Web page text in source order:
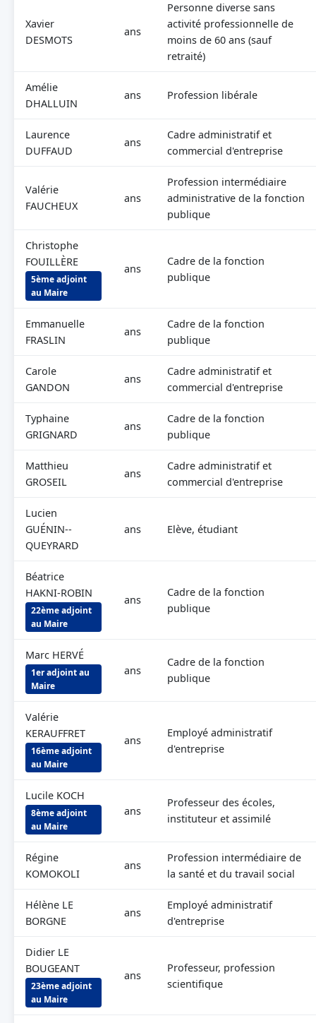
Xavier
DESMOTS
ans
Personne diverse sans
activité professionnelle de
moins de 60 ans (sauf
retraité)
Amélie
DHALLUIN
ans Profession libérale
Laurence
DUFFAUD
ans
Cadre administratif et
commercial d'entreprise
Valérie
FAUCHEUX
ans
Profession intermédiaire
administrative de la fonction
publique
Christophe
FOUILLÈRE
5ème adjoint
au Maire
ans
Cadre de la fonction
publique
Emmanuelle
FRASLIN
ans
Cadre de la fonction
publique
Carole
GANDON
ans
Cadre administratif et
commercial d'entreprise
Typhaine
GRIGNARD
ans
Cadre de la fonction
publique
Matthieu
GROSEIL
ans
Cadre administratif et
commercial d'entreprise
Lucien
GUÉNIN--
QUEYRARD
ans Elève, étudiant
Béatrice
HAKNI-ROBIN
22ème adjoint
au Maire
ans
Cadre de la fonction
publique
Marc HERVÉ
1er adjoint au
Maire
ans
Cadre de la fonction
publique
Valérie
KERAUFFRET
16ème adjoint
au Maire
ans
Employé administratif
d'entreprise
Lucile KOCH
8ème adjoint
au Maire
ans
Professeur des écoles,
instituteur et assimilé
Régine
KOMOKOLI
ans
Profession intermédiaire de
la santé et du travail social
Hélène LE
BORGNE
ans
Employé administratif
d'entreprise
Didier LE
BOUGEANT
23ème adjoint
au Maire
ans
Professeur, profession
scientifique